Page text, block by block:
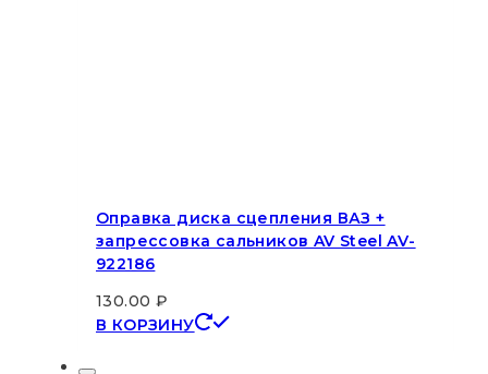
Оправка диска сцепления ВАЗ +
запрессовка сальников AV Steel AV-
922186
130.00 ₽
В КОРЗИНУ